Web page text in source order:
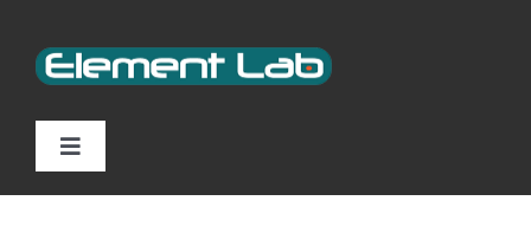
content
Toggle